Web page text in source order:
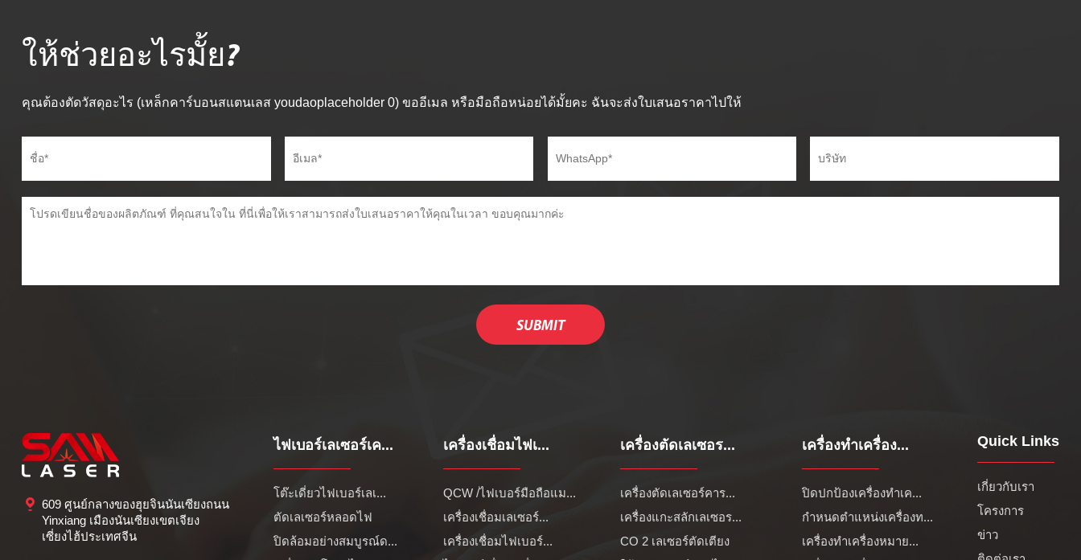
ให้ช่วยอะไรมั้ย?
คุณต้องตัดวัสดุอะไร (เหล็กคาร์บอนสแตนเลส youdaoplaceholder 0) ขออีเมล หรือมือถือหน่อยได้มั้ยคะ ฉันจะส่งใบเสนอราคาไปให้
609 ศูนย์กลางของฮุยจินนันเซียงถนน
Yinxiang เมืองนันเซียงเขตเจียง
เซี่ยงไฮ้ประเทศจีน
ไฟเบอร์เลเซอร์เค...
โต๊ะเดี่ยวไฟเบอร์เลเ...
ตัดเลเซอร์หลอดไฟ
ปิดล้อมอย่างสมบูรณ์ด...
เครื่องเชื่อมไฟเ...
QCW /ไฟเบอร์มือถือแม...
เครื่องเชื่อมเลเซอร์...
เครื่องเชื่อมไฟเบอร์...
เครื่องตัดเลเซอร...
เครื่องตัดเลเซอร์คาร...
เครื่องแกะสลักเลเซอร...
CO 2 เลเซอร์ตัดเตียง
เครื่องทำเครื่อง...
ปิดปกป้องเครื่องทำเค...
กำหนดตำแหน่งเครื่องท...
เครื่องทำเครื่องหมาย...
Quick Links
เกี่ยวกับเรา
โครงการ
ข่าว